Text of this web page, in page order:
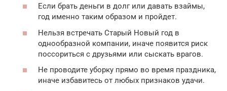
Если брать деньги в долг или давать взаймы,
год именно таким образом и пройдет.
Нельзя встречать Старый Новый год в
однообразной компании, иначе появится риск
поссориться с друзьями или сыскать врагов.
Не проводите уборку прямо во время праздника,
иначе избавитесь от любых признаков удачи.